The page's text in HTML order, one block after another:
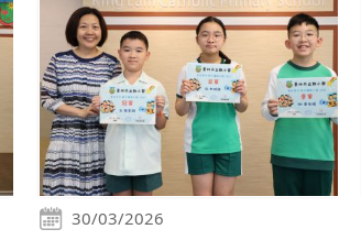
30/03/2026